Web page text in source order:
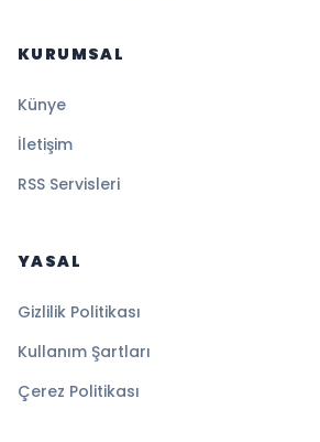
KURUMSAL
Künye
İletişim
RSS Servisleri
YASAL
Gizlilik Politikası
Kullanım Şartları
Çerez Politikası